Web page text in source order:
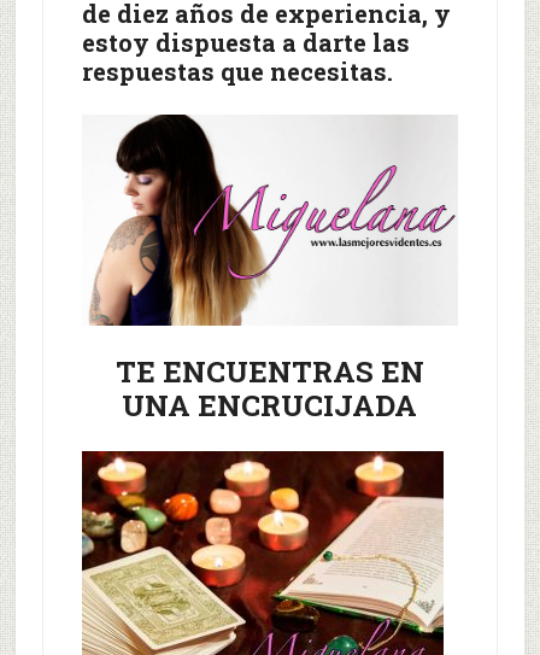
de diez años de experiencia, y
estoy dispuesta a darte las
respuestas que necesitas.
TE ENCUENTRAS EN
UNA ENCRUCIJADA